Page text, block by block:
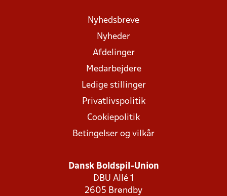
Nyhedsbreve
Nyheder
Afdelinger
Medarbejdere
Ledige stillinger
Privatlivspolitik
Cookiepolitik
Betingelser og vilkår
Dansk Boldspil-Union
DBU Allé 1
2605 Brøndby